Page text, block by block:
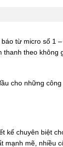
từ micro số 1
theo không
cho những
kế chuyên biệt
mạnh mẽ, nhiều